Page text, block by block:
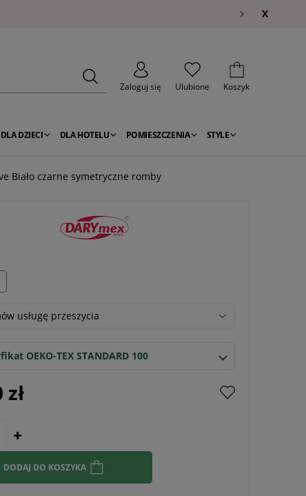
X
Zaloguj się
Ulubione Koszyk
DLA DZIECI DLA HOTELU POMIESZCZENIA STYLE
Biało czarne symetryczne romby
usługę przeszycia
OEKO-TEX STANDARD 100
DODAJ DO KOSZYKA